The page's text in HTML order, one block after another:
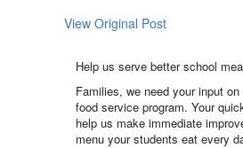
View Original Post
Help us serve better school
Families, we need your input
food service program. Your
help us make immediate
menu your students eat every